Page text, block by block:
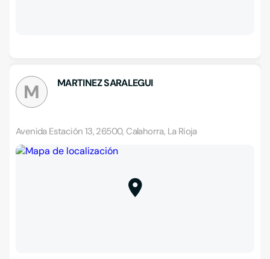
M MARTINEZ SARALEGUI
Avenida Estación 13, 26500, Calahorra, La Rioja